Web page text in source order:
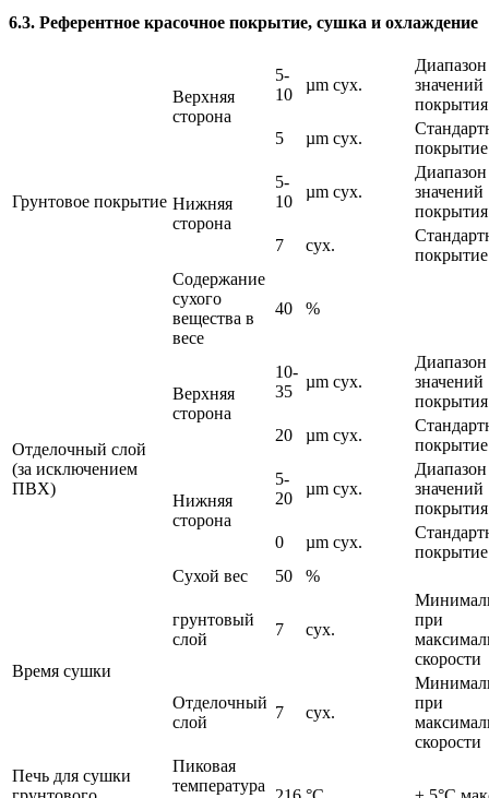
6.3. Референтное красочное покрытие, сушка и охлаждение
Грунтовое покрытие
Верхняя
сторона
5-
10
µm сух.
Диапазон
значений
покрытия
5
µm сух.
покрытие
Нижняя
сторона
5-
10
µm сух.
Диапазон
значений
покрытия
7
сух.
покрытие
Содержание
сухого
вещества в
весе
40 %
Отделочный слой
(за исключением
ПВХ)
Верхняя
сторона
10-
35
µm сух.
Диапазон
значений
покрытия
20
µm сух.
покрытие
Нижняя
сторона
5-
20
µm сух.
Диапазон
значений
покрытия
0
µm сух.
покрытие
Сухой вес
50 %
Время сушки
грунтовый
слой
7 сух.
при
скорости
Отделочный
слой
7 сух.
при
скорости
Печь для сушки
Пиковая
температура